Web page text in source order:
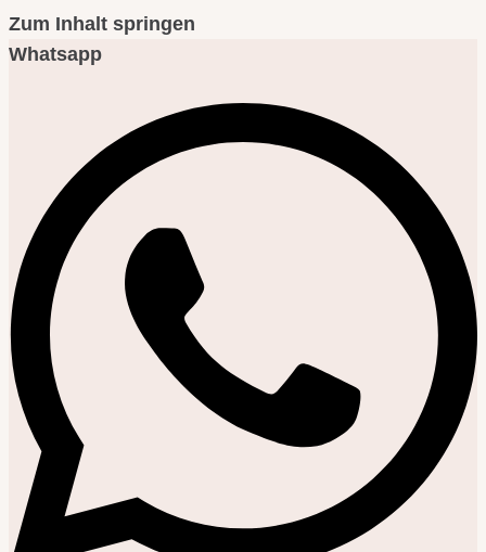
Zum Inhalt springen
Whatsapp